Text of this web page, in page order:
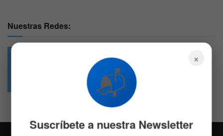
Nuestras Redes:
4.7k
Followers
×
📬
Suscríbete a nuestra Newsletter